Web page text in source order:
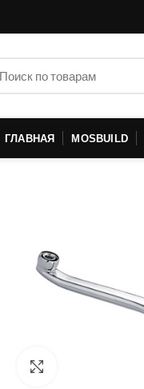
ГЛАВНАЯ MOSBUILD